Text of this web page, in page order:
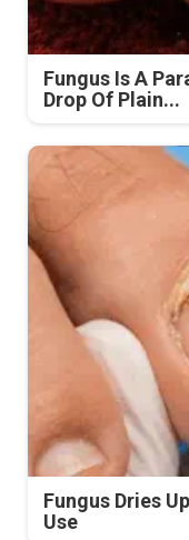
Fungus Is A
Drop Of Plain...
Fungus Dries
Use